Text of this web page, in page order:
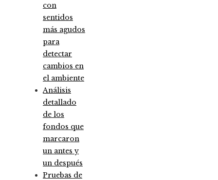
con
sentidos
más agudos
para
detectar
cambios en
el ambiente
Análisis
detallado
de los
fondos que
marcaron
un antes y
un después
Pruebas de